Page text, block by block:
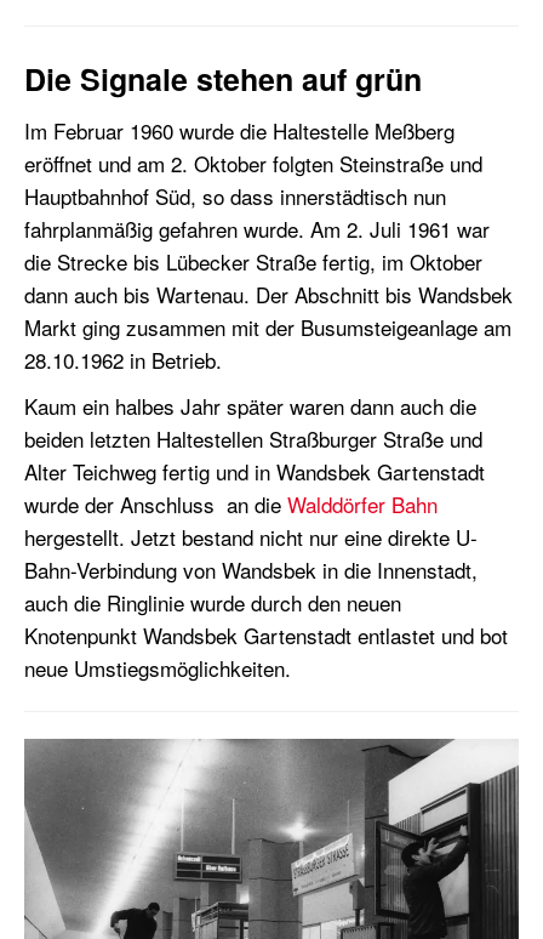
Die Signale stehen auf grün
Im Februar 1960 wurde die Haltestelle Meßberg
eröffnet und am 2. Oktober folgten Steinstraße und
Hauptbahnhof Süd, so dass innerstädtisch nun
fahrplanmäßig gefahren wurde. Am 2. Juli 1961 war
die Strecke bis Lübecker Straße fertig, im Oktober
dann auch bis Wartenau. Der Abschnitt bis Wandsbek
Markt ging zusammen mit der Busumsteigeanlage am
28.10.1962 in Betrieb.
Kaum ein halbes Jahr später waren dann auch die
beiden letzten Haltestellen Straßburger Straße und
Alter Teichweg fertig und in Wandsbek Gartenstadt
wurde der Anschluss an die Walddörfer Bahn
hergestellt. Jetzt bestand nicht nur eine direkte U-
Bahn-Verbindung von Wandsbek in die Innenstadt,
auch die Ringlinie wurde durch den neuen
Knotenpunkt Wandsbek Gartenstadt entlastet und bot
neue Umstiegsmöglichkeiten.